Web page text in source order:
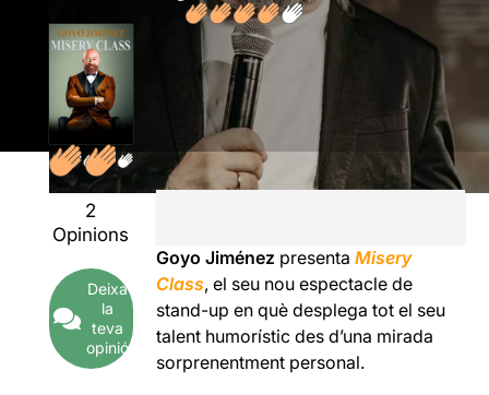
2
Opinions
Deixa
la
teva
opinió
Goyo Jiménez presenta Misery
Class, el seu nou espectacle de
stand-up en què desplega tot el seu
talent humorístic des d’una mirada
sorprenentment personal.